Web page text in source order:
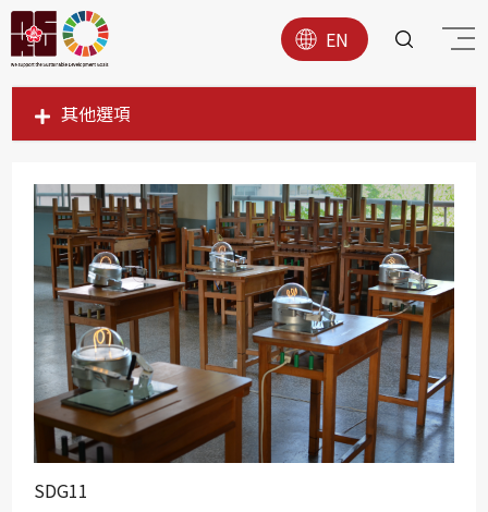
EN
其他選項
SDG1
SDG3
SDG4
SDG5
SDG6
SDG7
SDG8
SDG9
SDG11